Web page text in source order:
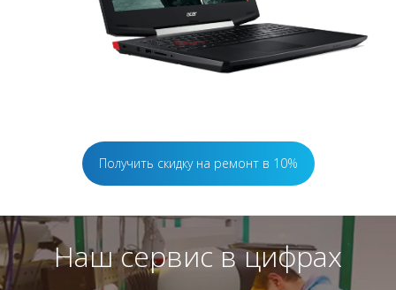
Получить скидку на ремонт в 10%
Наш сервис в цифрах